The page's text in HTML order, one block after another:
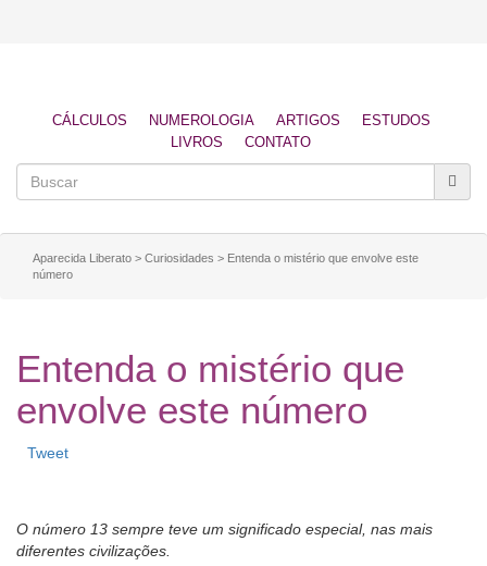
CÁLCULOS NUMEROLOGIA ARTIGOS
ESTUDOS
LIVROS
CONTATO
Aparecida Liberato > Curiosidades > Entenda o mistério que envolve este
número
Entenda o mistério que
envolve este número
Tweet
O número 13 sempre teve um significado especial, nas mais
diferentes civilizações.